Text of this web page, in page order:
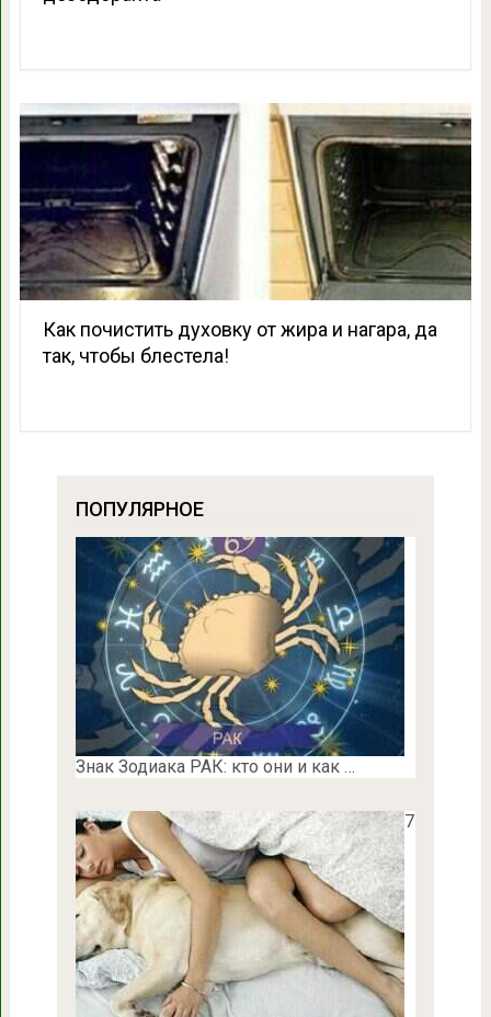
Как почистить духовку от жира и нагара, да
так, чтобы блестела!
ПОПУЛЯРНОЕ
Знак Зодиака РАК: кто они и как …
7